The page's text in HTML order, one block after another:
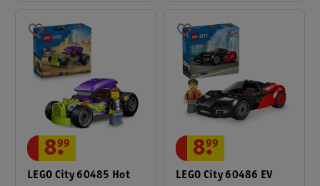
LEGO City 60485 Hot
8.
99
LEGO City 60486 EV
8.
99